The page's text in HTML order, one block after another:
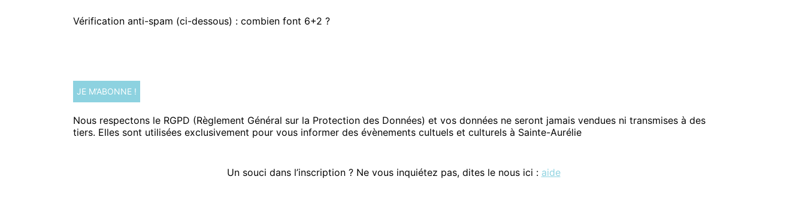
Vérification anti-spam (ci-dessous) : combien font 6+2 ?
Nous respectons le RGPD (Règlement Général sur la Protection des Données) et vos données ne seront jamais vendues ni transmises à des
tiers. Elles sont utilisées exclusivement pour vous informer des évènements cultuels et culturels à Sainte-Aurélie
Un souci dans l’inscription ? Ne vous inquiétez pas, dites le nous ici : aide